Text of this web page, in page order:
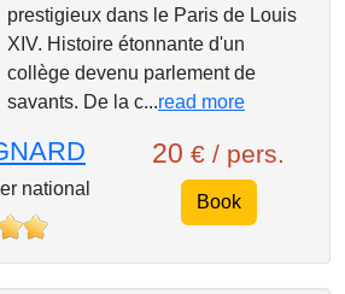
prestigieux dans le Paris de Louis
XIV. Histoire étonnante d'un
collège devenu parlement de
savants. De la c...read more
national
20 € / pers.
Book